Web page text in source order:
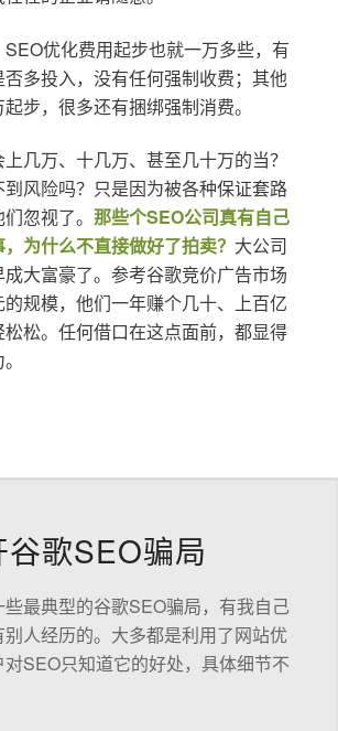
优化费用起步也就一万多些，有
多投入，没有任何强制收费；其他
步，很多还有捆绑强制消费。
几万、十几万、甚至几十万的当？
风险吗？只是因为被各种保证套路
忽视了。 那些个SEO公司真有自己
为什么不直接做好了拍卖？ 大公司
大富豪了。参考谷歌竞价广告市场
规模，他们一年赚个几十、上百亿
松。任何借口在这点面前，都显得
歌SEO骗局
最典型的谷歌SEO骗局，有我自己
人经历的。大多都是利用了网站优
SEO只知道它的好处，具体细节不